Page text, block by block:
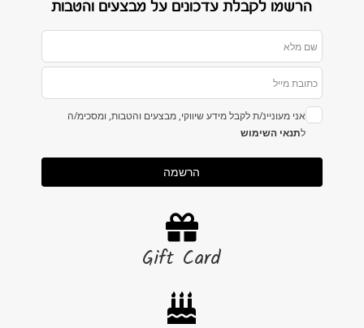
הרשמו לקבלת עדכונים על מבצעים והטבות
אני מעוניינ/ת לקבל מידע שיווקי, מבצעים והטבות, ומסכימ/ה
לתנאי השימוש
הרשמה
Gift Card